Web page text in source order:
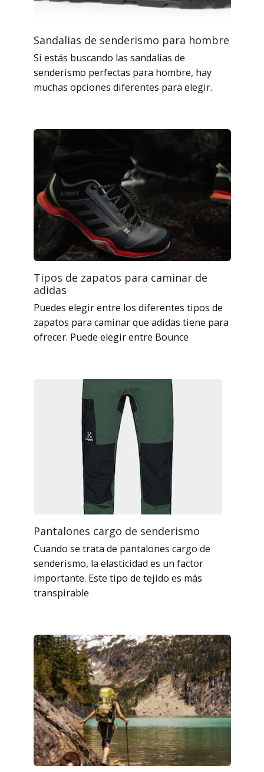
Sandalias de senderismo para hombre
Si estás buscando las sandalias de
senderismo perfectas para hombre, hay
muchas opciones diferentes para elegir.
Tipos de zapatos para caminar de
adidas
Puedes elegir entre los diferentes tipos de
zapatos para caminar que adidas tiene para
ofrecer. Puede elegir entre Bounce
Pantalones cargo de senderismo
Cuando se trata de pantalones cargo de
senderismo, la elasticidad es un factor
importante. Este tipo de tejido es más
transpirable